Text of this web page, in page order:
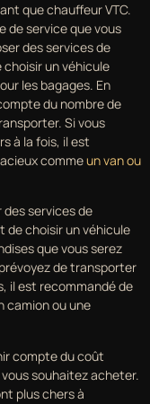
que chauffeur VTC.
de service que vous
des services de
un véhicule
les bagages. En
du nombre de
Si vous
à la fois, il est
commeun van ou
des services de
choisir un véhicule
que vous serez
de transporter
il est recommandé de
camion ou une
compte du coût
souhaitez acheter.
plus chers à